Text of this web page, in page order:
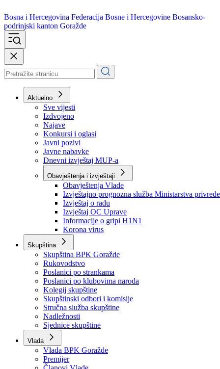
Bosna i Hercegovina
podrinjski kanton Goražde
Aktuelno
Sve vijesti
Izdvojeno
Najave
Konkursi i oglasi
Javni pozivi
Javne nabavke
Dnevni izvještaj MUP-a
Obavještenja i izvještaji
Obavještenja Vlade
Izvještajno prognozna služba Ministarstva privrede
Izvještaj o radu
Izvještaj OC Uprave
Informacije o gripi H1N1
Korona virus
Skupština
Skupština BPK Goražde
Rukovodstvo
Poslanici po strankama
Poslanici po klubovima naroda
Kolegij skupštine
Skupštinski odbori i komisije
Stručna služba skupštine
Nadležnosti
Sjednice skupštine
Vlada